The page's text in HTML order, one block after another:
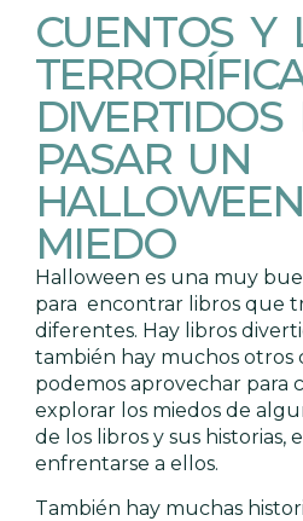
CUENTOS Y
DIVERTIDOS
PASAR UN
MIEDO
Halloween es una muy
para encontrar libros que
diferentes. Hay libros
también hay muchos otros
podemos aprovechar para
explorar los miedos de
de los libros y sus historias,
enfrentarse a ellos.
También hay muchas